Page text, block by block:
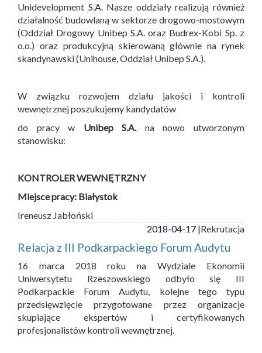
Unidevelopment S.A. Nasze oddziały realizują również
działalność budowlaną w sektorze drogowo-mostowym
(Oddział Drogowy Unibep S.A. oraz Budrex-Kobi Sp. z
o.o.) oraz produkcyjną skierowaną głównie na rynek
skandynawski (Unihouse, Oddział Unibep S.A.).
W związku rozwojem działu jakości i kontroli
wewnętrznej poszukujemy kandydatów
do pracy w Unibep S.A. na nowo utworzonym
stanowisku:
KONTROLER WEWNĘTRZNY
Miejsce pracy: Białystok
Ireneusz Jabłoński
2018-04-17 |Rekrutacja
Relacja z III Podkarpackiego Forum Audytu
16 marca 2018 roku na Wydziale Ekonomii
Uniwersytetu Rzeszowskiego odbyło się III
Podkarpackie Forum Audytu, kolejne tego typu
przedsięwzięcie przygotowane przez organizacje
skupiające ekspertów i certyfikowanych
profesjonalistów kontroli wewnętrznej.